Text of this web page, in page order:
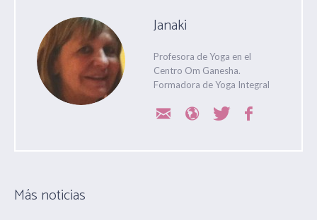
Janaki
Profesora de Yoga en el
Centro Om Ganesha.
Formadora de Yoga Integral
Más noticias